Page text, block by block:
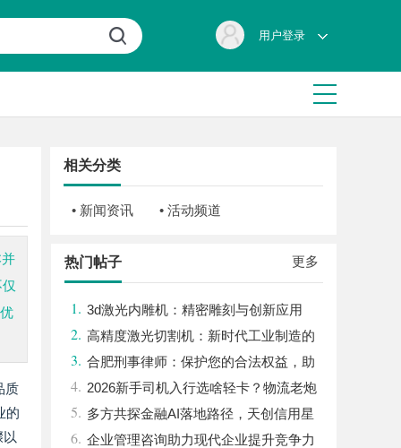
用户登录
质
的
相关分类
• 新闻资讯 • 活动频道
更多
热门帖子
1. 3d激光内雕机：精密雕刻与创新应用
2. 高精度激光切割机：新时代工业制造的
革命者
3. 合肥刑事律师：保护您的合法权益，助
您走出法律困境
4. 2026新手司机入行选啥轻卡？物流老炮
儿的深度选车经与标杆车型解析
5. 多方共探金融AI落地路径，天创信用星
图AI助力产业金融智能升级
6. 企业管理咨询助力现代企业提升竞争力